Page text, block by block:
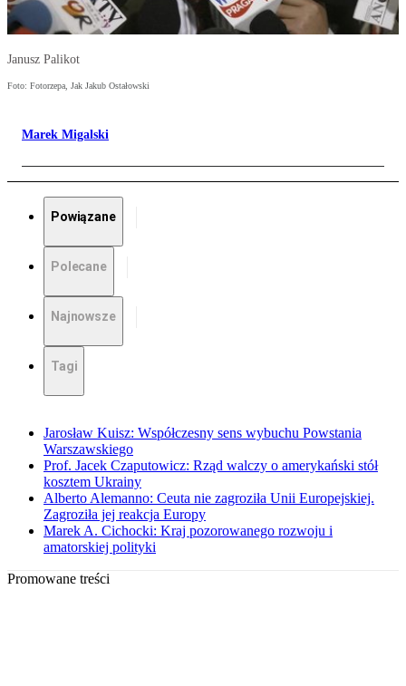
Janusz Palikot
Foto: Fotorzepa, Jak Jakub Ostałowski
Marek Migalski
Powiązane
Polecane
Najnowsze
Tagi
Jarosław Kuisz: Współczesny sens wybuchu Powstania
Warszawskiego
Prof. Jacek Czaputowicz: Rząd walczy o amerykański stół
kosztem Ukrainy
Alberto Alemanno: Ceuta nie zagroziła Unii Europejskiej.
Zagroziła jej reakcja Europy
Marek A. Cichocki: Kraj pozorowanego rozwoju i
amatorskiej polityki
Promowane treści